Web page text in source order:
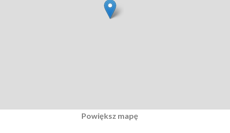
Powiększ mapę